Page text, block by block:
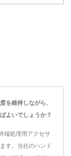
を維持しながら、
よいでしょうか？
端処理用アクセサ
す。当社のハンド